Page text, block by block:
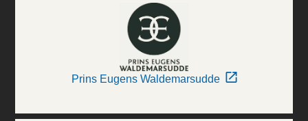
Prins Eugens Waldemarsudde